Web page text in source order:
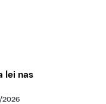
lei nas
2026